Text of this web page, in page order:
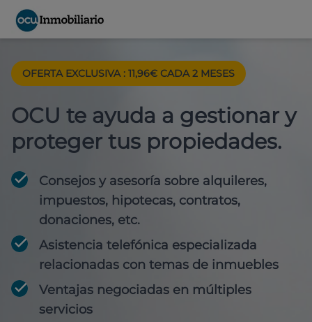
OFERTA EXCLUSIVA : 11,96€ CADA 2 MESES
OCU te ayuda a gestionar y
proteger tus propiedades.
Consejos y asesoría sobre alquileres,
impuestos, hipotecas, contratos,
donaciones, etc.
Asistencia telefónica especializada
relacionadas con temas de inmuebles
Ventajas negociadas en múltiples
servicios